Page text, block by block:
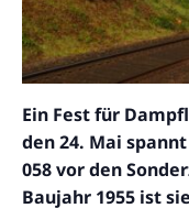
Ein Fest für
den 24. Mai
058 vor den
Baujahr 1955 ist